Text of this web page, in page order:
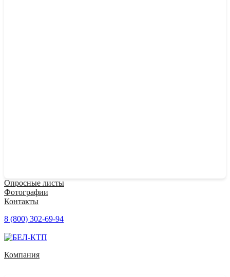
Опросные листы
Фотографии
Контакты
8 (800) 302-69-94
Компания